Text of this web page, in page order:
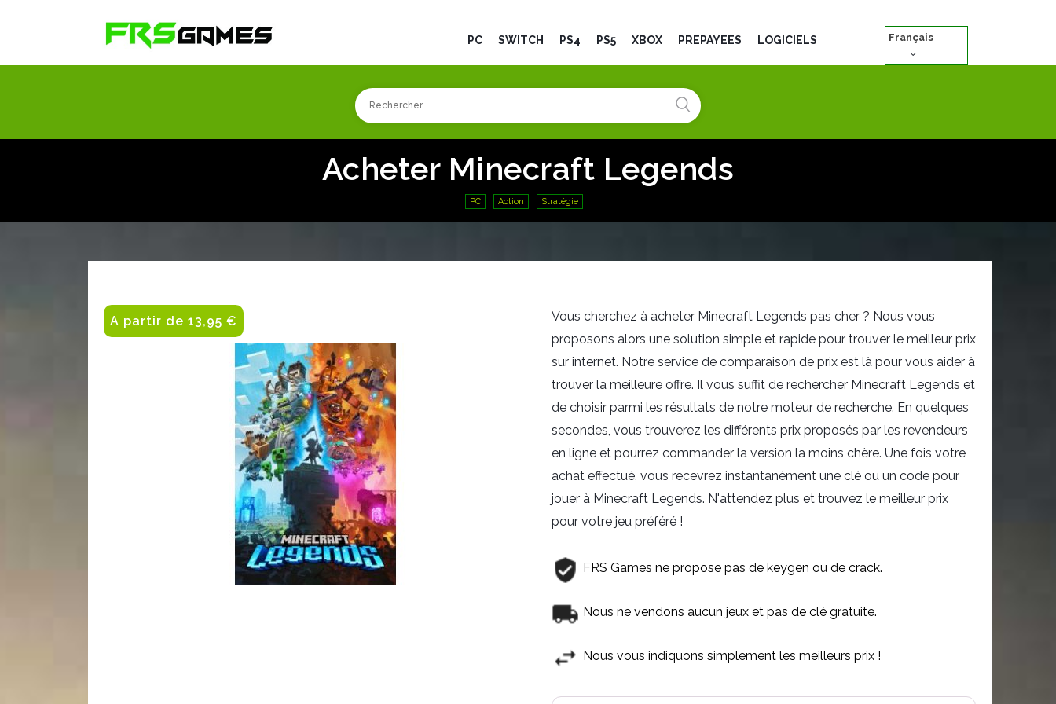
PC SWITCH PS4 PS5 XBOX PRÉPAYÉES LOGICIELS Français
Acheter Minecraft Legends
PC Action Stratégie
A partir de 13,95 €
Vous cherchez à acheter Minecraft Legends pas cher ? Nous vous
proposons alors une solution simple et rapide pour trouver le meilleur prix
sur internet. Notre service de comparaison de prix est là pour vous aider à
trouver la meilleure offre. Il vous suffit de rechercher Minecraft Legends et
de choisir parmi les résultats de notre moteur de recherche. En quelques
secondes, vous trouverez les différents prix proposés par les revendeurs
en ligne et pourrez commander la version la moins chère. Une fois votre
achat effectué, vous recevrez instantanément une clé ou un code pour
jouer à Minecraft Legends. N'attendez plus et trouvez le meilleur prix
pour votre jeu préféré !
FRS Games ne propose pas de keygen ou de crack.
Nous ne vendons aucun jeux et pas de clé gratuite.
Nous vous indiquons simplement les meilleurs prix !